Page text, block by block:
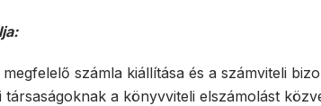
számla kiállítása és a számviteli
társaságoknak a könyvviteli elszámolást